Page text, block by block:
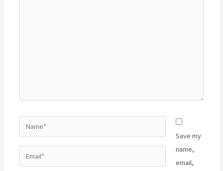
Save my
name,
email,